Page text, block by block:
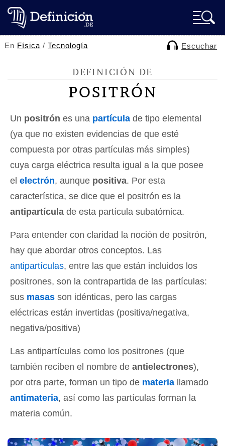
En Física /Tecnología Escuchar
DEFINICIÓN DE
POSITRÓN
Un positrón es una partícula de tipo elemental
(ya que no existen evidencias de que esté
compuesta por otras partículas más simples)
cuya carga eléctrica resulta igual a la que posee
el electrón, aunque positiva. Por esta
característica, se dice que el positrón es la
antipartícula de esta partícula subatómica.
Para entender con claridad la noción de positrón,
hay que abordar otros conceptos. Las
antipartículas, entre las que están incluidos los
positrones, son la contrapartida de las partículas:
sus masas son idénticas, pero las cargas
eléctricas están invertidas (positiva/negativa,
negativa/positiva)
Las antipartículas como los positrones (que
también reciben el nombre de antielectrones),
por otra parte, forman un tipo de materia llamado
antimateria, así como las partículas forman la
materia común.